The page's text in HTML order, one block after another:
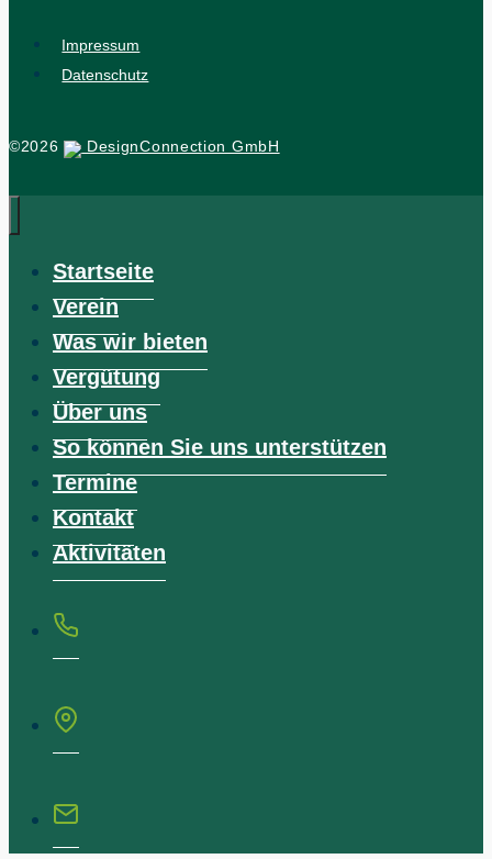
Impressum
Datenschutz
©2026 DesignConnection GmbH
Startseite
Verein
Was wir bieten
Vergütung
Über uns
So können Sie uns unterstützen
Termine
Kontakt
Aktivitäten